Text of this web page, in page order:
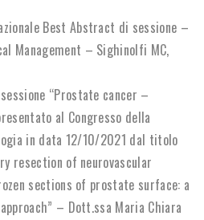
Best Abstract di sessione –
Management – Sighinolfi MC,
“Prostate cancer –
al Congresso della
in data 12/10/2021 dal titolo
resection of neurovascular
sections of prostate surface: a
– Dott.ssa Maria Chiara